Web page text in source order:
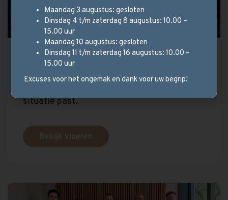
Stel uw parketvloer samen!
Wij hebben een ruim aanbod en kijken met u
situatie past.
Bekijk vloeren
Maandag 3 augustus: gesloten
Dinsdag 4 t/m zaterdag 8 augustus: 10.00 –
15.00 uur
Maandag 10 augustus: gesloten
Dinsdag 11 t/m zaterdag 16 augustus: 10.00 –
15.00 uur
Excuses voor het ongemak en dank voor uw begrip!